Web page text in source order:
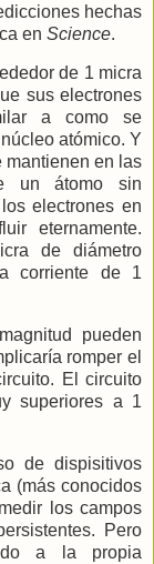
hechas
en Science.
de 1 micra
sus electrones
a como se
atómico. Y
mantienen en las
un átomo sin
electrones en
eternamente.
de diámetro
corriente de 1
pueden
romper el
El circuito
superiores a 1
de dispisitivos
(más conocidos
los campos
Pero
a la propia